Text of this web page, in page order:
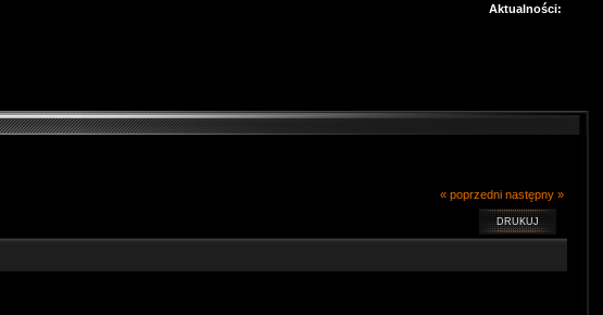
Aktualności:
« poprzedni następny »
DRUKUJ